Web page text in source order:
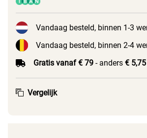
Vandaag besteld, binnen 1-3
Vandaag besteld, binnen 2-4
Gratis vanaf € 79 - anders € 5,75
Vergelijk